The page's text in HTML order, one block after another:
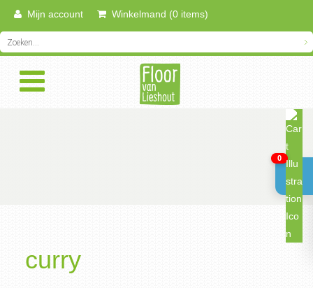
Mijn account Winkelmand (0 items)
curry
0